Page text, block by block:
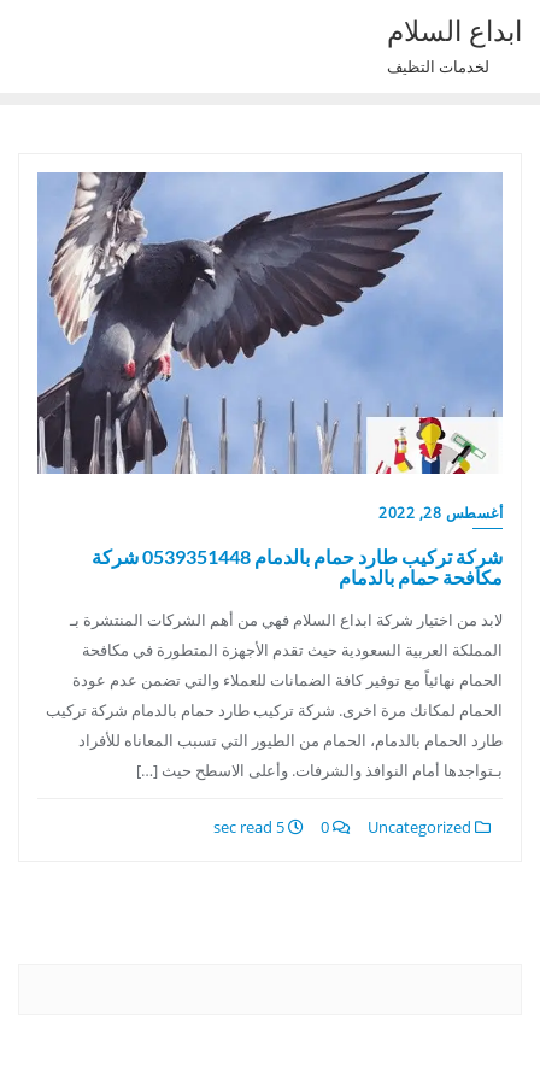
Skip
content
ابداع السلام
لخدمات التظيف
أغسطس 28, 2022
شركة تركيب طارد حمام بالدمام 0539351448 شركة
مكافحة حمام بالدمام
لابد من اختيار شركة ابداع السلام فهي من أهم الشركات المنتشرة بـ
المملكة العربية السعودية حيث تقدم الأجهزة المتطورة في مكافحة
الحمام نهائياً مع توفير كافة الضمانات للعملاء والتي تضمن عدم عودة
الحمام لمكانك مرة اخرى. شركة تركيب طارد حمام بالدمام شركة تركيب
طارد الحمام بالدمام، الحمام من الطيور التي تسبب المعاناه للأفراد
بـتواجدها أمام النوافذ والشرفات. وأعلى الاسطح حيث […]